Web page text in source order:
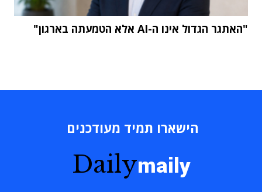
"האתגר הגדול אינו ה-AI אלא הטמעתה בארגון"
הישארו תמיד מעודכנים
Dailymaily